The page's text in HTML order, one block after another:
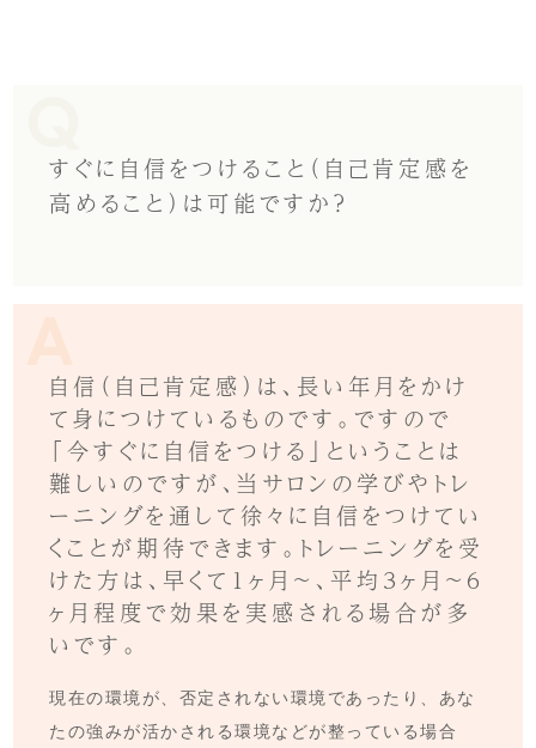
すぐに自信をつけること（自己肯定感を
高めること）は可能ですか？
自信（自己肯定感）は、長い年月をかけ
て身につけているものです。ですので
「今すぐに自信をつける」ということは
難しいのですが、当サロンの学びやトレ
ーニングを通して徐々に自信をつけてい
くことが期待できます。トレーニングを受
けた方は、早くて1ヶ月〜、平均3ヶ月〜6
ヶ月程度で効果を実感される場合が多
いです。
現在の環境が、否定されない環境であったり、あな
たの強みが活かされる環境などが整っている場合